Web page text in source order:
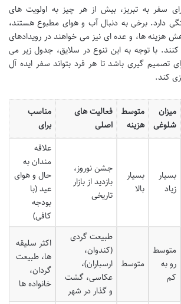
سفر به تبریز، بیش از هر چیز به اولویت های
دارد. برخی به دنبال آب و هوای مطبوع هستند،
هزینه ها، و عده ای نیز می خواهند در رویدادهای
با توجه به این تنوع در سلایق، جدول زیر می
تصمیم گیری باشد تا هر فرد بتواند سفر ایده آل
کند.
میزان
شلوغی
متوسط
هزینه
فعالیت های
اصلی
مناسب
برای
بسیار
زیاد
بسیار
بالا
جشن نوروز،
بازدید از بازار
تاریخی
علاقه
مندان به
حال و هوای
عید (با
بودجه
کافی)
متوسط
رو به
کم
متوسط
طبیعت گردی
(کندوان،
ارسباران)،
عکاسی، گشت
و گذار در شهر
اکثر سلیقه
ها، طبیعت
گردان،
خانواده ها